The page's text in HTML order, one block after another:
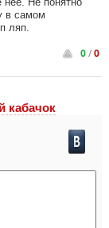
в самом
ляп.
0/0
кабачок